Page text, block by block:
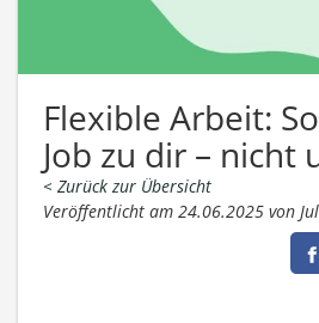
Flexible Arbeit:
Job zu dir – nicht
< Zurück zur Übersicht
Veröffentlicht am 24.06.2025 von